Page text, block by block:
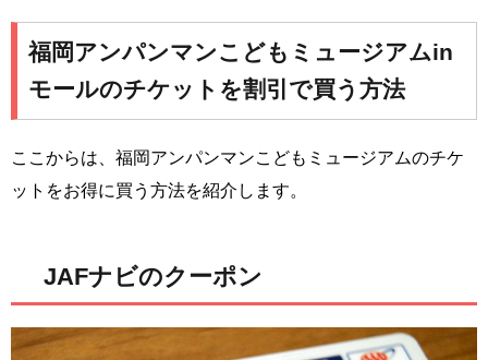
福岡アンパンマンこどもミュージアムin
モールのチケットを割引で買う方法
ここからは、福岡アンパンマンこどもミュージアムのチケ
ットをお得に買う方法を紹介します。
JAFナビのクーポン